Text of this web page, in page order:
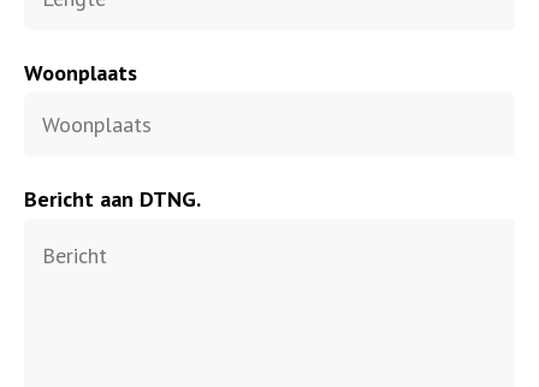
Woonplaats
Bericht aan DTNG.